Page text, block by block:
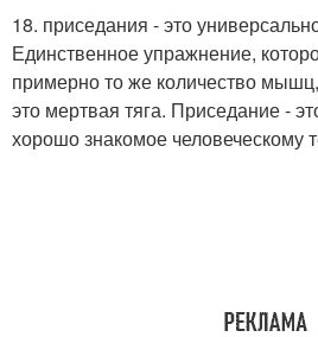
18. приседания - это
Единственное упражнение,
примерно то же количество
это мертвая тяга. Приседание -
хорошо знакомое человеческому